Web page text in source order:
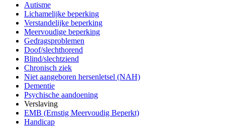
Autisme
Lichamelijke beperking
Verstandelijke beperking
Meervoudige beperking
Gedragsproblemen
Doof/slechthorend
Blind/slechtziend
Chronisch ziek
Niet aangeboren hersenletsel (NAH)
Dementie
Psychische aandoening
Verslaving
EMB (Ernstig Meervoudig Beperkt)
Handicap